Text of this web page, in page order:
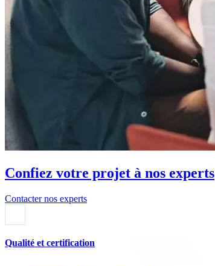
Confiez votre projet à nos experts
Contacter nos experts
Qualité et certification